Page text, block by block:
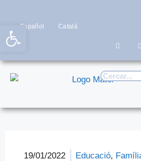
Español Català
19/01/2022 Educació,
Obre la barra